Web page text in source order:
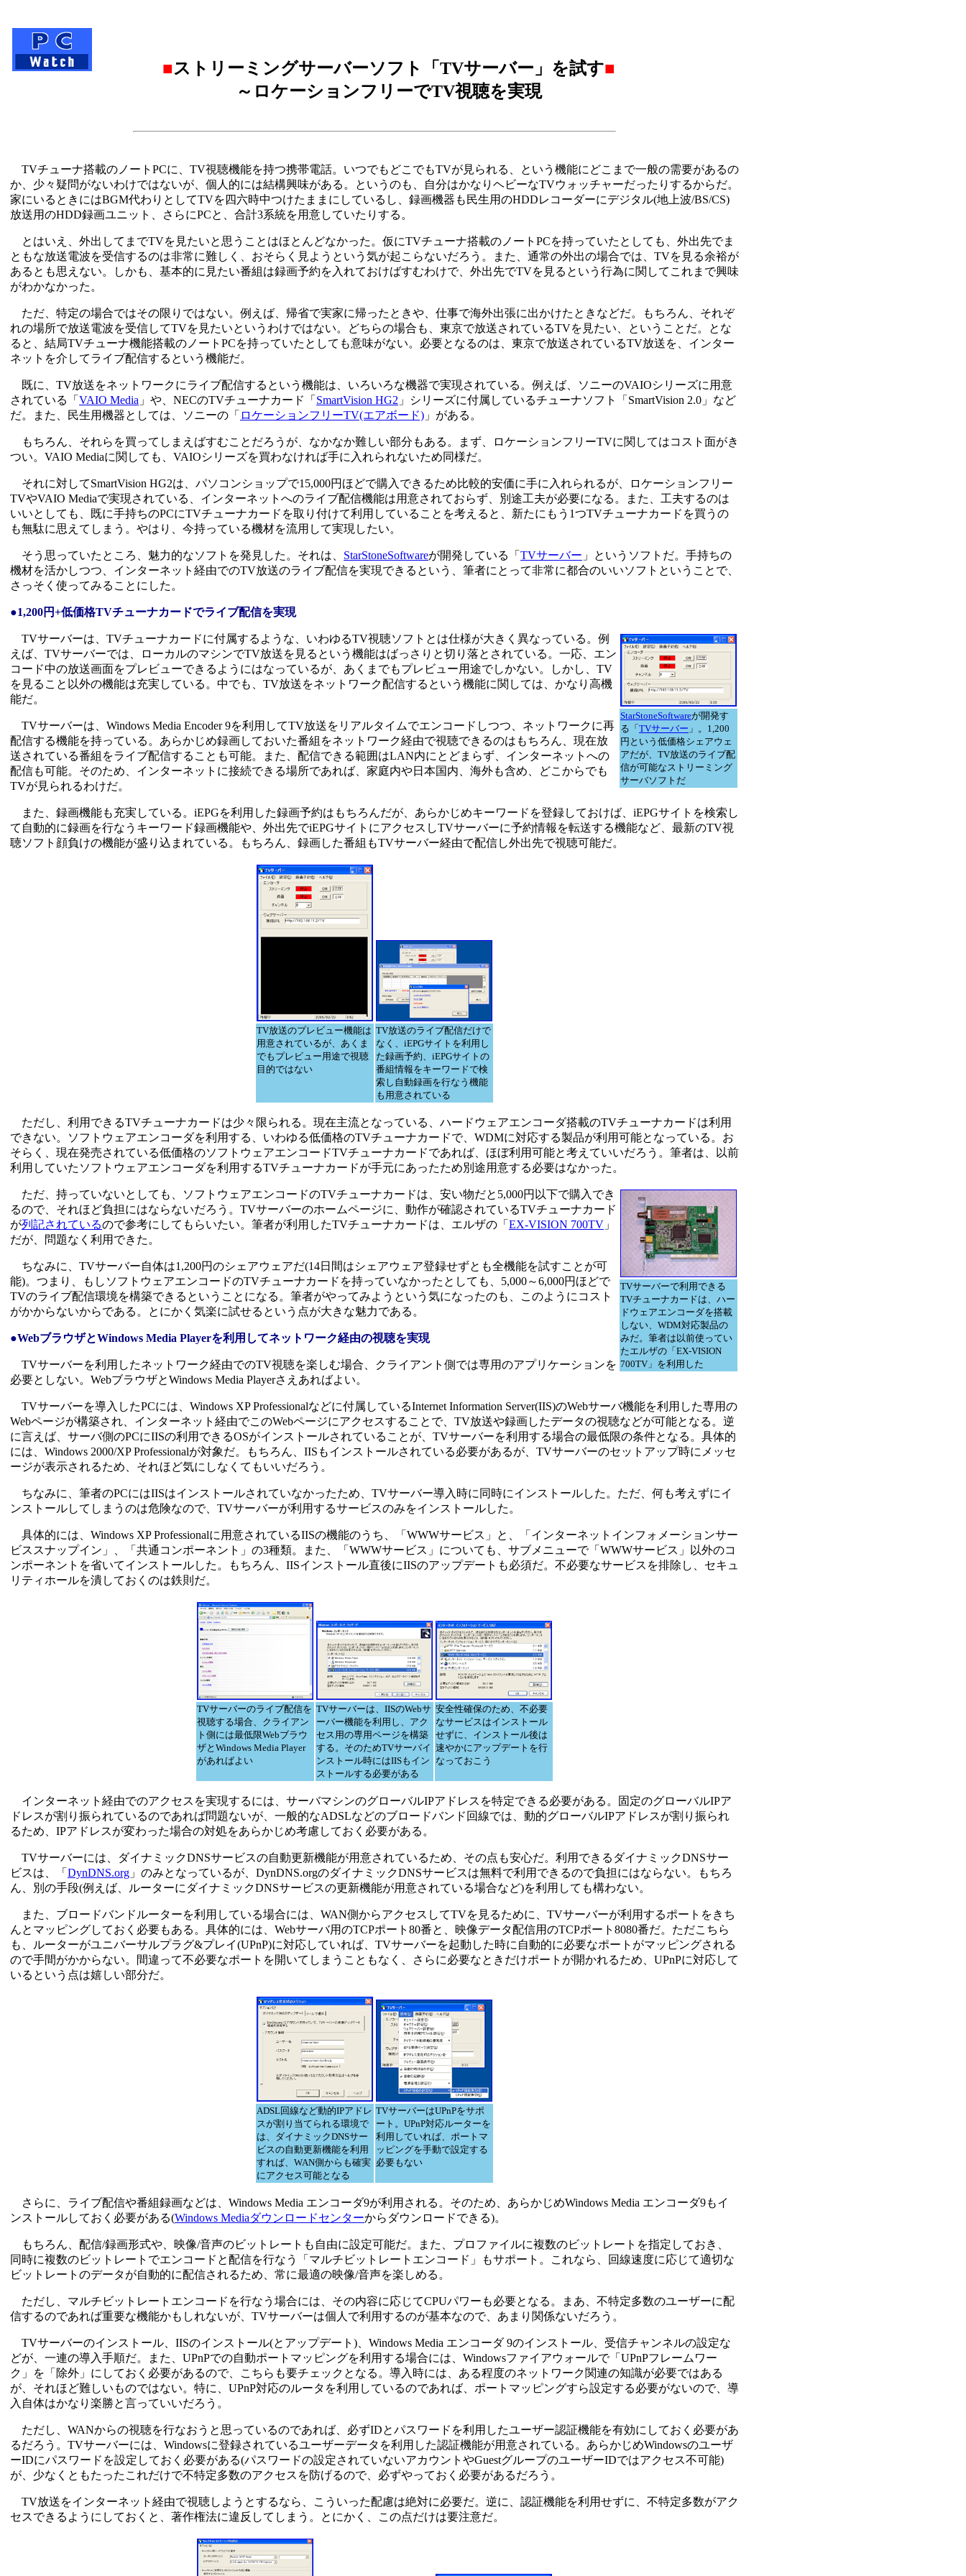
■ストリーミングサーバーソフト「TVサーバー」を試す■
～ロケーションフリーでTV視聴を実現
TVチューナ搭載のノートPCに、TV視聴機能を持つ携帯電話。いつでもどこでもTVが見られる、という機能にどこまで一般の需要があるの
か、少々疑問がないわけではないが、個人的には結構興味がある。というのも、自分はかなりヘビーなTVウォッチャーだったりするからだ。
家にいるときにはBGM代わりとしてTVを四六時中つけたままにしているし、録画機器も民生用のHDDレコーダーにデジタル(地上波/BS/CS)
放送用のHDD録画ユニット、さらにPCと、合計3系統を用意していたりする。
とはいえ、外出してまでTVを見たいと思うことはほとんどなかった。仮にTVチューナ搭載のノートPCを持っていたとしても、外出先でま
ともな放送電波を受信するのは非常に難しく、おそらく見ようという気が起こらないだろう。また、通常の外出の場合では、TVを見る余裕が
あるとも思えない。しかも、基本的に見たい番組は録画予約を入れておけばすむわけで、外出先でTVを見るという行為に関してこれまで興味
がわかなかった。
ただ、特定の場合ではその限りではない。例えば、帰省で実家に帰ったときや、仕事で海外出張に出かけたときなどだ。もちろん、それぞ
れの場所で放送電波を受信してTVを見たいというわけではない。どちらの場合も、東京で放送されているTVを見たい、ということだ。とな
ると、結局TVチューナ機能搭載のノートPCを持っていたとしても意味がない。必要となるのは、東京で放送されているTV放送を、インター
ネットを介してライブ配信するという機能だ。
既に、TV放送をネットワークにライブ配信するという機能は、いろいろな機器で実現されている。例えば、ソニーのVAIOシリーズに用意
されている「 VAIO Media 」や、NECのTVチューナカード「 SmartVision HG2 」シリーズに付属しているチューナソフト「SmartVision 2.0」など
だ。また、民生用機器としては、ソニーの「 ロケーションフリーTV(エアボード) 」がある。
もちろん、それらを買ってしまえばすむことだろうが、なかなか難しい部分もある。まず、ロケーションフリーTVに関してはコスト面がき
つい。VAIO Mediaに関しても、VAIOシリーズを買わなければ手に入れられないため同様だ。
それに対してSmartVision HG2は、パソコンショップで15,000円ほどで購入できるため比較的安価に手に入れられるが、ロケーションフリー
TVやVAIO Mediaで実現されている、インターネットへのライブ配信機能は用意されておらず、別途工夫が必要になる。また、工夫するのは
いいとしても、既に手持ちのPCにTVチューナカードを取り付けて利用していることを考えると、新たにもう1つTVチューナカードを買うの
も無駄に思えてしまう。やはり、今持っている機材を流用して実現したい。
そう思っていたところ、魅力的なソフトを発見した。それは、 StarStoneSoftwareが開発している「 TVサーバー 」というソフトだ。手持ちの
機材を活かしつつ、インターネット経由でのTV放送のライブ配信を実現できるという、筆者にとって非常に都合のいいソフトということで、
さっそく使ってみることにした。
●1,200円+低価格TVチューナカードでライブ配信を実現
StarStoneSoftwareが開発す
る「 TVサーバー 」。1,200
円という低価格シェアウェ
アだが、TV放送のライブ配
信が可能なストリーミング
サーバソフトだ
TVサーバーは、TVチューナカードに付属するような、いわゆるTV視聴ソフトとは仕様が大きく異なっている。例
えば、TVサーバーでは、ローカルのマシンでTV放送を見るという機能はばっさりと切り落とされている。一応、エン
コード中の放送画面をプレビューできるようにはなっているが、あくまでもプレビュー用途でしかない。しかし、TV
を見ること以外の機能は充実している。中でも、TV放送をネットワーク配信するという機能に関しては、かなり高機
能だ。
TVサーバーは、Windows Media Encoder 9を利用してTV放送をリアルタイムでエンコードしつつ、ネットワークに再
配信する機能を持っている。あらかじめ録画しておいた番組をネットワーク経由で視聴できるのはもちろん、現在放
送されている番組をライブ配信することも可能。また、配信できる範囲はLAN内にとどまらず、インターネットへの
配信も可能。そのため、インターネットに接続できる場所であれば、家庭内や日本国内、海外も含め、どこからでも
TVが見られるわけだ。
また、録画機能も充実している。iEPGを利用した録画予約はもちろんだが、あらかじめキーワードを登録しておけば、iEPGサイトを検索し
て自動的に録画を行なうキーワード録画機能や、外出先でiEPGサイトにアクセスしTVサーバーに予約情報を転送する機能など、最新のTV視
聴ソフト顔負けの機能が盛り込まれている。もちろん、録画した番組もTVサーバー経由で配信し外出先で視聴可能だ。
TV放送のプレビュー機能は
用意されているが、あくま
でもプレビュー用途で視聴
目的ではない
TV放送のライブ配信だけで
なく、iEPGサイトを利用し
た録画予約、iEPGサイトの
番組情報をキーワードで検
索し自動録画を行なう機能
も用意されている
ただし、利用できるTVチューナカードは少々限られる。現在主流となっている、ハードウェアエンコーダ搭載のTVチューナカードは利用
できない。ソフトウェアエンコーダを利用する、いわゆる低価格のTVチューナカードで、WDMに対応する製品が利用可能となっている。お
そらく、現在発売されている低価格のソフトウェアエンコードTVチューナカードであれば、ほぼ利用可能と考えていいだろう。筆者は、以前
利用していたソフトウェアエンコーダを利用するTVチューナカードが手元にあったため別途用意する必要はなかった。
TVサーバーで利用できる
TVチューナカードは、ハー
ドウェアエンコーダを搭載
しない、WDM対応製品の
みだ。筆者は以前使ってい
たエルザの「EX-VISION
700TV」を利用した
ただ、持っていないとしても、ソフトウェアエンコードのTVチューナカードは、安い物だと5,000円以下で購入でき
るので、それほど負担にはならないだろう。TVサーバーのホームページに、動作が確認されているTVチューナカード
が列記されているので参考にしてもらいたい。筆者が利用したTVチューナカードは、エルザの「 EX-VISION 700TV 」
だが、問題なく利用できた。
ちなみに、TVサーバー自体は1,200円のシェアウェアだ(14日間はシェアウェア登録せずとも全機能を試すことが可
能)。つまり、もしソフトウェアエンコードのTVチューナカードを持っていなかったとしても、5,000～6,000円ほどで
TVのライブ配信環境を構築できるということになる。筆者がやってみようという気になったのも、このようにコスト
がかからないからである。とにかく気楽に試せるという点が大きな魅力である。
●WebブラウザとWindows Media Playerを利用してネットワーク経由の視聴を実現
TVサーバーを利用したネットワーク経由でのTV視聴を楽しむ場合、クライアント側では専用のアプリケーションを
必要としない。WebブラウザとWindows Media Playerさえあればよい。
TVサーバーを導入したPCには、Windows XP Professionalなどに付属しているInternet Information Server(IIS)のWebサーバ機能を利用した専用の
Webページが構築され、インターネット経由でこのWebページにアクセスすることで、TV放送や録画したデータの視聴などが可能となる。逆
に言えば、サーバ側のPCにIISの利用できるOSがインストールされていることが、TVサーバーを利用する場合の最低限の条件となる。具体的
には、Windows 2000/XP Professionalが対象だ。もちろん、IISもインストールされている必要があるが、TVサーバーのセットアップ時にメッセ
ージが表示されるため、それほど気にしなくてもいいだろう。
ちなみに、筆者のPCにはIISはインストールされていなかったため、TVサーバー導入時に同時にインストールした。ただ、何も考えずにイ
ンストールしてしまうのは危険なので、TVサーバーが利用するサービスのみをインストールした。
具体的には、Windows XP Professionalに用意されているIISの機能のうち、「WWWサービス」と、「インターネットインフォメーションサー
ビススナップイン」、「共通コンポーネント」の3種類。また、「WWWサービス」についても、サブメニューで「WWWサービス」以外のコ
ンポーネントを省いてインストールした。もちろん、IISインストール直後にIISのアップデートも必須だ。不必要なサービスを排除し、セキュ
リティホールを潰しておくのは鉄則だ。
TVサーバーのライブ配信を
視聴する場合、クライアン
ト側には最低限Webブラウ
ザとWindows Media Player
があればよい
TVサーバーは、IISのWebサ
ーバー機能を利用し、アク
セス用の専用ページを構築
する。そのためTVサーバイ
ンストール時にはIISもイン
ストールする必要がある
安全性確保のため、不必要
なサービスはインストール
せずに、インストール後は
速やかにアップデートを行
なっておこう
インターネット経由でのアクセスを実現するには、サーバマシンのグローバルIPアドレスを特定できる必要がある。固定のグローバルIPア
ドレスが割り振られているのであれば問題ないが、一般的なADSLなどのブロードバンド回線では、動的グローバルIPアドレスが割り振られ
るため、IPアドレスが変わった場合の対処をあらかじめ考慮しておく必要がある。
TVサーバーには、ダイナミックDNSサービスの自動更新機能が用意されているため、その点も安心だ。利用できるダイナミックDNSサー
ビスは、「 DynDNS.org 」のみとなっているが、DynDNS.orgのダイナミックDNSサービスは無料で利用できるので負担にはならない。もちろ
ん、別の手段(例えば、ルーターにダイナミックDNSサービスの更新機能が用意されている場合など)を利用しても構わない。
また、ブロードバンドルーターを利用している場合には、WAN側からアクセスしてTVを見るために、TVサーバーが利用するポートをきち
んとマッピングしておく必要もある。具体的には、Webサーバ用のTCPポート80番と、映像データ配信用のTCPポート8080番だ。ただこちら
も、ルーターがユニバーサルプラグ&プレイ(UPnP)に対応していれば、TVサーバーを起動した時に自動的に必要なポートがマッピングされる
ので手間がかからない。間違って不必要なポートを開いてしまうこともなく、さらに必要なときだけポートが開かれるため、UPnPに対応して
いるという点は嬉しい部分だ。
ADSL回線など動的IPアドレ
スが割り当てられる環境で
は、ダイナミックDNSサー
ビスの自動更新機能を利用
すれば、WAN側からも確実
にアクセス可能となる
TVサーバーはUPnPをサポ
ート。UPnP対応ルーターを
利用していれば、ポートマ
ッピングを手動で設定する
必要もない
さらに、ライブ配信や番組録画などは、Windows Media エンコーダ9が利用される。そのため、あらかじめWindows Media エンコーダ9もイ
ンストールしておく必要がある(Windows Mediaダウンロードセンターからダウンロードできる)。
もちろん、配信/録画形式や、映像/音声のビットレートも自由に設定可能だ。また、プロファイルに複数のビットレートを指定しておき、
同時に複数のビットレートでエンコードと配信を行なう「マルチビットレートエンコード」もサポート。これなら、回線速度に応じて適切な
ビットレートのデータが自動的に配信されるため、常に最適の映像/音声を楽しめる。
ただし、マルチビットレートエンコードを行なう場合には、その内容に応じてCPUパワーも必要となる。まあ、不特定多数のユーザーに配
信するのであれば重要な機能かもしれないが、TVサーバーは個人で利用するのが基本なので、あまり関係ないだろう。
TVサーバーのインストール、IISのインストール(とアップデート)、Windows Media エンコーダ 9のインストール、受信チャンネルの設定な
どが、一連の導入手順だ。また、UPnPでの自動ポートマッピングを利用する場合には、Windowsファイアウォールで「UPnPフレームワー
ク」を「除外」にしておく必要があるので、こちらも要チェックとなる。導入時には、ある程度のネットワーク関連の知識が必要ではある
が、それほど難しいものではない。特に、UPnP対応のルータを利用しているのであれば、ポートマッピングすら設定する必要がないので、導
入自体はかなり楽勝と言っていいだろう。
ただし、WANからの視聴を行なおうと思っているのであれば、必ずIDとパスワードを利用したユーザー認証機能を有効にしておく必要があ
るだろう。TVサーバーには、Windowsに登録されているユーザーデータを利用した認証機能が用意されている。あらかじめWindowsのユーザ
ーIDにパスワードを設定しておく必要がある(パスワードの設定されていないアカウントやGuestグループのユーザーIDではアクセス不可能)
が、少なくともたったこれだけで不特定多数のアクセスを防げるので、必ずやっておく必要があるだろう。
TV放送をインターネット経由で視聴しようとするなら、こういった配慮は絶対に必要だ。逆に、認証機能を利用せずに、不特定多数がアク
セスできるようにしておくと、著作権法に違反してしまう。とにかく、この点だけは要注意だ。